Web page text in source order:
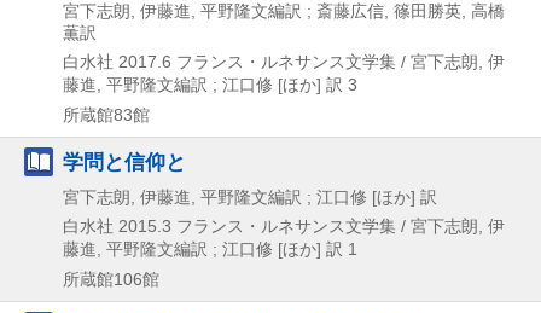
宮下志朗, 伊藤進, 平野隆文編訳 ; 斎藤広信, 篠田勝英, 高橋
薫訳
白水社 2017.6 フランス・ルネサンス文学集 / 宮下志朗, 伊
藤進, 平野隆文編訳 ; 江口修 [ほか] 訳 3
所蔵館83館
学問と信仰と
宮下志朗, 伊藤進, 平野隆文編訳 ; 江口修 [ほか] 訳
白水社 2015.3 フランス・ルネサンス文学集 / 宮下志朗, 伊
藤進, 平野隆文編訳 ; 江口修 [ほか] 訳 1
所蔵館106館